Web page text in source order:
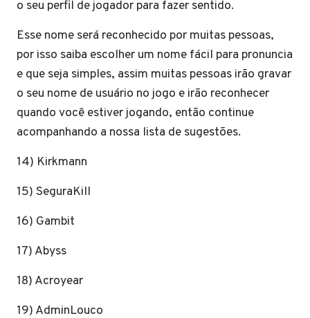
o seu perfil de jogador para fazer sentido.
Esse nome será reconhecido por muitas pessoas,
por isso saiba escolher um nome fácil para pronuncia
e que seja simples, assim muitas pessoas irão gravar
o seu nome de usuário no jogo e irão reconhecer
quando você estiver jogando, então continue
acompanhando a nossa lista de sugestões.
14) Kirkmann
15) SeguraKill
16) Gambit
17) Abyss
18) Acroyear
19) AdminLouco